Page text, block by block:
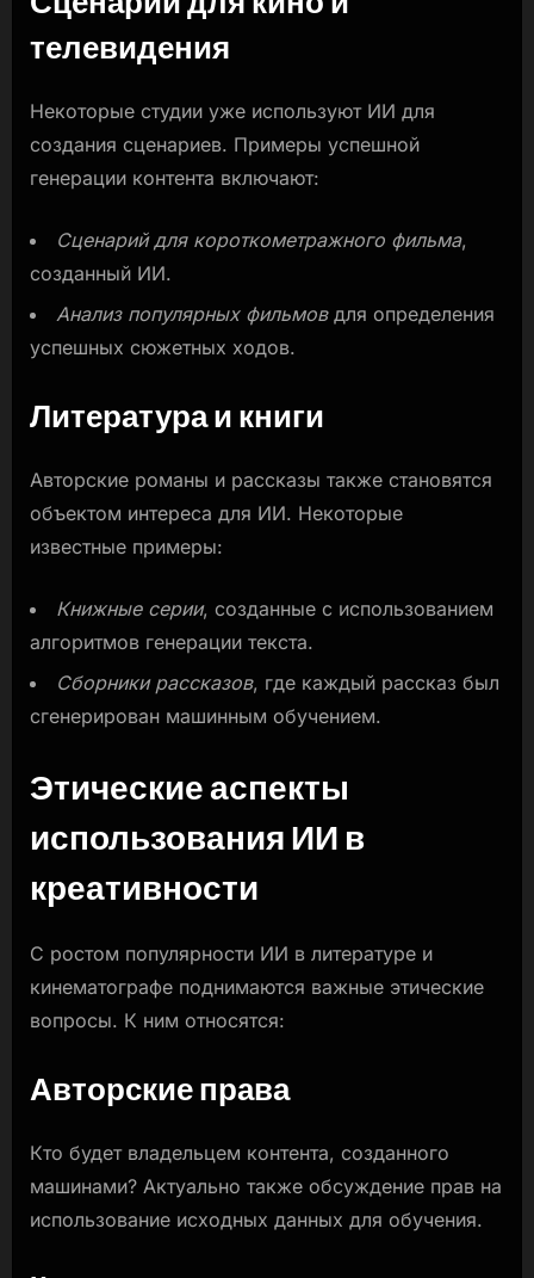
телевидения
Некоторые студии уже используют ИИ для
создания сценариев. Примеры успешной
генерации контента включают:
Сценарий для короткометражного фильма,
созданный ИИ.
Анализ популярных фильмовдля определения
успешных сюжетных ходов.
Литература и книги
Авторские романы и рассказы также становятся
объектом интереса для ИИ. Некоторые
известные примеры:
Книжные серии, созданные с использованием
алгоритмов генерации текста.
Сборники рассказов, где каждый рассказ был
сгенерирован машинным обучением.
Этические аспекты
использования ИИ в
креативности
С ростом популярности ИИ в литературе и
кинематографе поднимаются важные этические
вопросы. К ним относятся:
Авторские права
Кто будет владельцем контента, созданного
машинами? Актуально также обсуждение прав на
использование исходных данных для обучения.